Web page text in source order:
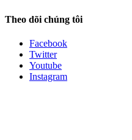
Theo dõi chúng tôi
Facebook
Twitter
Youtube
Instagram